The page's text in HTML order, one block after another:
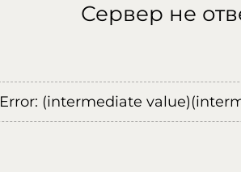
Сервер не
Error: (intermediate